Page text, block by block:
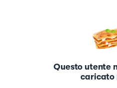
Questo utente
caricato